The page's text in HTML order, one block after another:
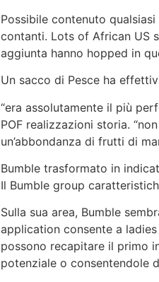
Possibile contenuto
contanti. Lots of African US
aggiunta hanno hopped in
Un sacco di Pesce ha
“era assolutamente il più
POF realizzazioni storia.
un’abbondanza di frutti di
Bumble trasformato in
Il Bumble group
Sulla sua area, Bumble
application consente a
possono recapitare il primo
potenziale o consentendole